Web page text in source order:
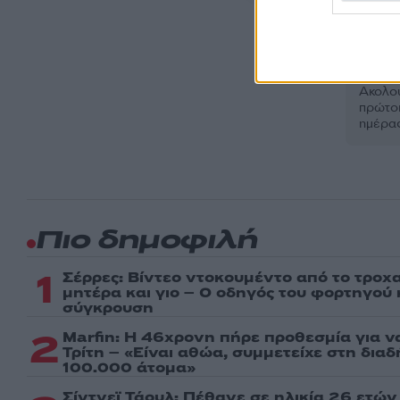
Πιο δημοφιλή
1 Σέρρες: Βίντεο ντοκουμέντο από το
μητέρα και γιο – Ο οδηγός του φορτηγού
σύγκρουση
2 Marfin: Η 46χρονη πήρε προθεσμία για
Τρίτη – «Είναι αθώα, συμμετείχε στη
100.000 άτομα»